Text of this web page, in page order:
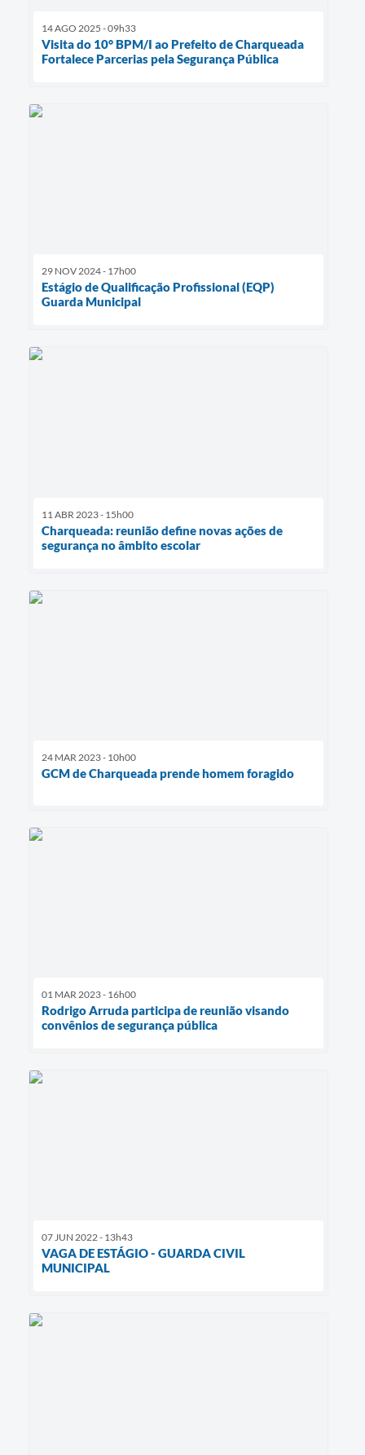
14 AGO 2025 - 09h33
Visita do 10° BPM/I ao Prefeito de Charqueada
Fortalece Parcerias pela Segurança Pública
29 NOV 2024 - 17h00
Estágio de Qualificação Profissional (EQP)
Guarda Municipal
11 ABR 2023 - 15h00
Charqueada: reunião define novas ações de
segurança no âmbito escolar
24 MAR 2023 - 10h00
GCM de Charqueada prende homem foragido
01 MAR 2023 - 16h00
Rodrigo Arruda participa de reunião visando
convênios de segurança pública
07 JUN 2022 - 13h43
VAGA DE ESTÁGIO - GUARDA CIVIL
MUNICIPAL